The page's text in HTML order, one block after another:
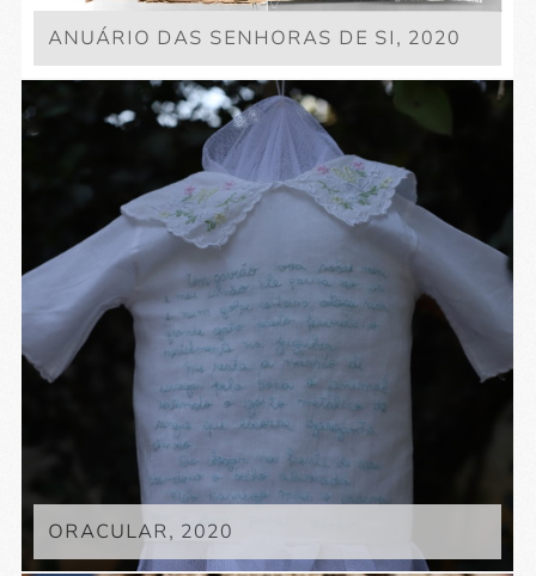
ANUÁRIO DAS SENHORAS DE SI, 2020
ORACULAR, 2020